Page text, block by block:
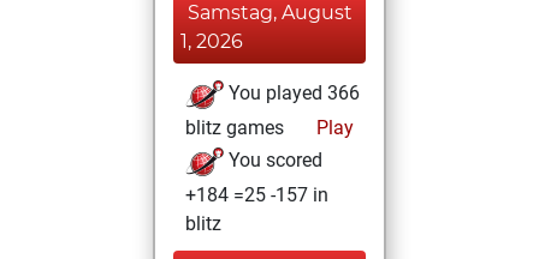
Samstag, August
1, 2026
You played 366
blitz games
Play
You scored
+184 =25 -157 in
blitz